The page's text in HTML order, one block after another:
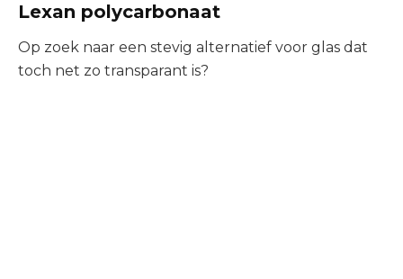
Lexan polycarbonaat
Op zoek naar een stevig alternatief voor glas dat
toch net zo transparant is?